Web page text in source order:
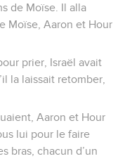
de Moïse. Il alla
Moïse, Aaron et Hour
prier, Israël avait
la laissait retomber,
Aaron et Hour
lui pour le faire
bras, chacun d’un